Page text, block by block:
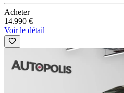
Acheter
14.990 €
Voir le détail